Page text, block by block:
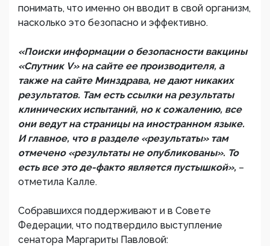
понимать, что именно он вводит в свой организм,
насколько это безопасно и эффективно.
«Поиски информации о безопасности вакцины
«Спутник V» на сайте ее производителя, а
также на сайте Минздрава, не дают никаких
результатов. Там есть ссылки на результаты
клинических испытаний, но к сожалению, все
они ведут на страницы на иностранном языке.
И главное, что в разделе «результаты» там
отмечено «результаты не опубликованы». То
есть все это де-факто является пустышкой», –
отметила Калле.
Собравшихся поддерживают и в Совете
Федерации, что подтвердило выступление
сенатора Маргариты Павловой: